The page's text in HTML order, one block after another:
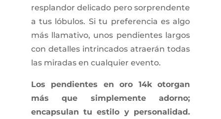
resplandor delicado pero sorprendente
a tus lóbulos. Si tu preferencia es algo
más llamativo, unos pendientes largos
con detalles intrincados atraerán todas
las miradas en cualquier evento.
Los pendientes en oro 14k otorgan
más que simplemente adorno;
encapsulan tu estilo y personalidad.